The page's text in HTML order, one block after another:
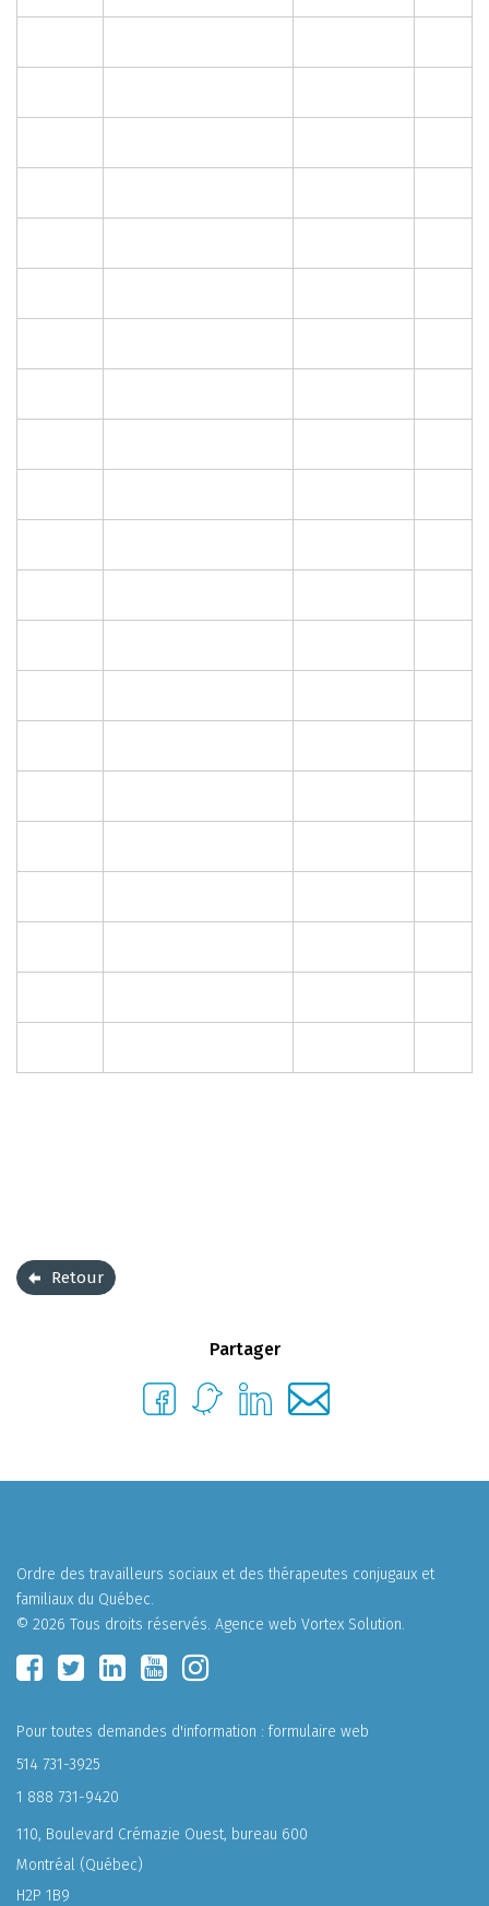
Retour
Partager
Ordre des travailleurs sociaux et des thérapeutes conjugaux et
familiaux du Québec.
© 2026 Tous droits réservés. Agence web Vortex Solution.
Pour toutes demandes d'information :formulaire web
514 731-3925
1 888 731-9420
110, Boulevard Crémazie Ouest, bureau 600
Montréal (Québec)
H2P 1B9